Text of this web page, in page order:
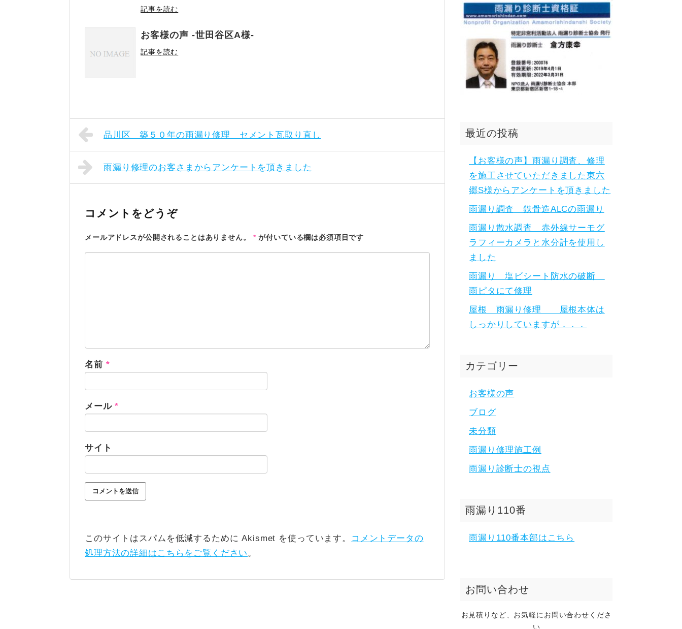
記事を読む
お客様の声 -世田谷区A様-
記事を読む
品川区 築５０年の雨漏り修理 セメント瓦取り直し
雨漏り修理のお客さまからアンケートを頂きました
コメントをどうぞ
メールアドレスが公開されることはありません。 *が付いている欄は必須項目です
名前 *
メール*
サイト
このサイトはスパムを低減するために Akismet を使っています。
コメントデータの
処理方法の詳細はこちらをご覧ください 。
最近の投稿
【お客様の声】雨漏り調査、修理
を施工させていただきました東六
郷S様からアンケートを頂きました
雨漏り調査 鉄骨造ALCの雨漏り
雨漏り散水調査 赤外線サーモグ
ラフィーカメラと水分計を使用し
ました
雨漏り 塩ビシート防水の破断
雨ピタにて修理
屋根 雨漏り修理 屋根本体は
しっかりしていますが．．．
カテゴリー
お客様の声
ブログ
未分類
雨漏り修理施工例
雨漏り診断士の視点
雨漏り110番
雨漏り110番本部はこちら
お問い合わせ
お見積りなど、お気軽にお問い合わせくださ
い